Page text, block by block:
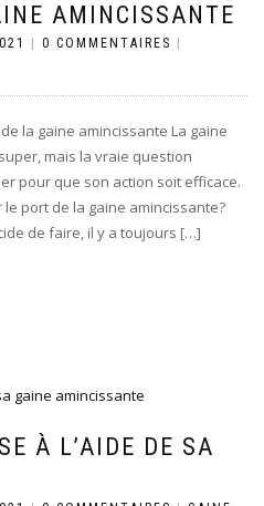
AMINCISSANTE
0 COMMENTAIRES
la gaine amincissante La gaine
mais la vraie question
pour que son action soit efficace.
port de la gaine amincissante?
de faire, il y a toujours […]
À L’AIDE DE SA